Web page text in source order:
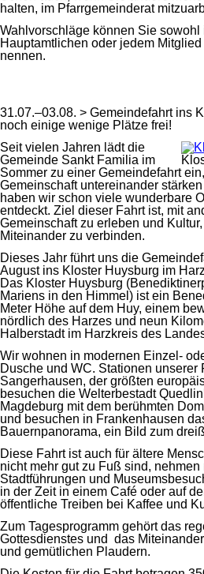
halten, im Pfarrgemeinderat
Wahlvorschläge können Sie sowohl
Hauptamtlichen oder jedem
nennen.
31.07.–03.08. > Gemeindefahrt ins
noch einige wenige Plätze frei!
Seit vielen Jahren lädt die
Gemeinde Sankt Familia im
Sommer zu einer Gemeindefahrt
Gemeinschaft untereinander
haben wir schon viele wunderbare
entdeckt. Ziel dieser Fahrt ist, mit
Gemeinschaft zu erleben und
Miteinander zu verbinden.
Dieses Jahr führt uns die
August ins Kloster Huysburg im
Das Kloster Huysburg
Mariens in den Himmel) ist ein
Meter Höhe auf dem Huy, einem
nördlich des Harzes und neun
Halberstadt im Harzkreis des
Wir wohnen in modernen Einzel-
Dusche und WC. Stationen unserer
Sangerhausen, der größten
besuchen die Welterbestadt
Magdeburg mit dem berühmten
und besuchen in Frankenhausen
Bauernpanorama, ein Bild zum
Diese Fahrt ist auch für ältere
nicht mehr gut zu Fuß sind, nehmen
Stadtführungen und
in der Zeit in einem Café oder auf
öffentliche Treiben bei Kaffee und
Zum Tagesprogramm gehört das
Gottesdienstes und das
und gemütlichen Plaudern.